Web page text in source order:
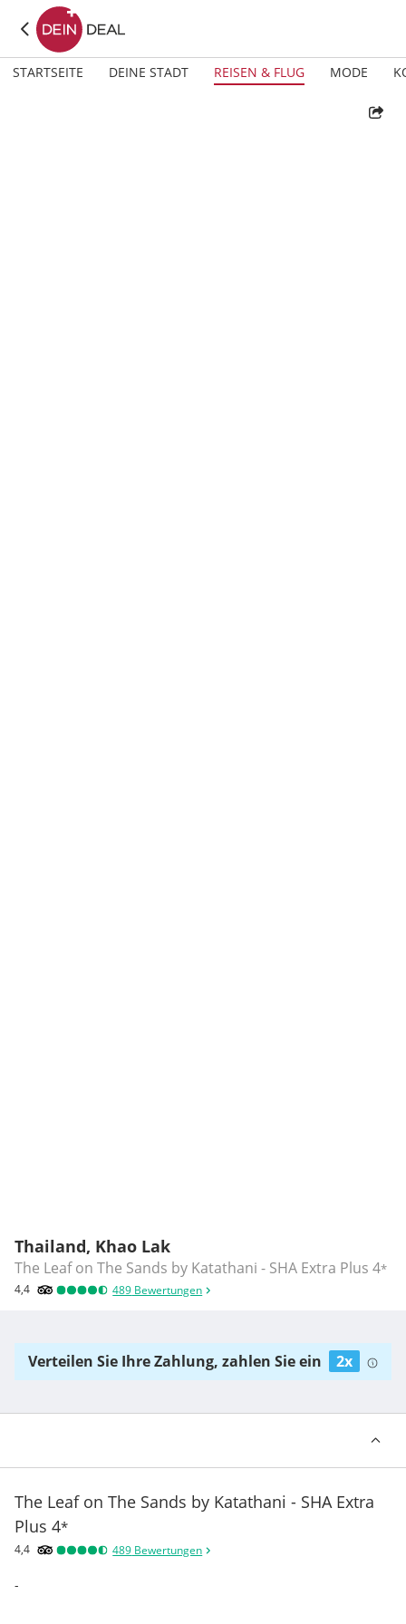
STARTSEITE DEINE STADT REISEN & FLUG MODE
Thailand, Khao Lak
The Leaf on The Sands by Katathani - SHA Extra Plus 4*
4,4 489 Bewertungen
Verteilen Sie Ihre Zahlung, zahlen Sie ein 2x
The Leaf on The Sands by Katathani - SHA Extra
Plus 4*
4,4 489 Bewertungen
-